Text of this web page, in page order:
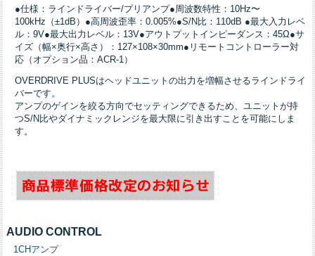
●仕様：ラインドライバー/プリアンプ●周波数特性：10Hz〜
100kHz（±1dB）●高周波歪率：0.005%●S/N比：110dB ●最大入力レベ
ル：9V●最大出力レベル：13V●アウトプットインピーダンス：45Ω●サ
イズ（幅×奥行×高さ）：127×108×30mm●リモートコントローラー対
応（オプション品：ACR-1）
OVERDRIVE PLUSはヘッドユニットの出力を増幅させるラインドライ
バーです。
アンプのゲインを絞る方向でセッティングできるため、ユニットが持
つS/N比やダイナミックレンジを最大限に引き出すことを可能にしま
す。
AUDIO CONTROL
1CHアンプ